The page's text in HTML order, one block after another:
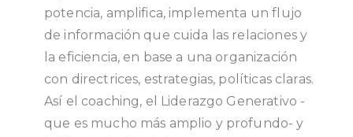
potencia, amplifica, implementa un flujo
de información que cuida las relaciones y
la eficiencia, en base a una organización
con directrices, estrategias, políticas claras.
Así el coaching, el Liderazgo Generativo -
que es mucho más amplio y profundo- y